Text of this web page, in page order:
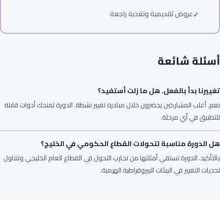
عروض تقديمية وتغذية راجعة
أسئلة شائعة
تغييرنا بدأ بالفعل. هل ما زلت أستفيد؟
نعم. أغلب المشاركين يحضرون خلال مبادرة تغيير نشطة. الدورة تمنحك أدوات قابلة
للتطبيق في أي مرحلة.
هل الدورة مناسبة لتحولات القطاع الحكومي في الخليج؟
بالتأكيد. الدورة تستقي أمثلتها من تجارب التحول في القطاع العام الخليجي وتتناول
تحديات التغيير في البيئات البيروقراطية الهرمية.